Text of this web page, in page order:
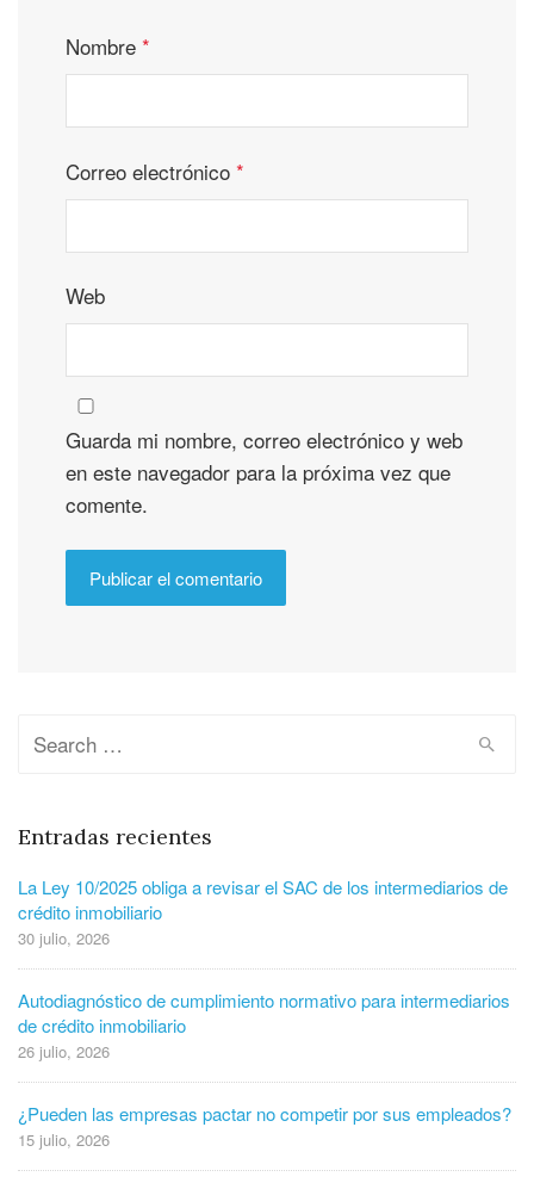
Nombre *
Correo electrónico *
Web
Guarda mi nombre, correo electrónico y web
en este navegador para la próxima vez que
comente.
Entradas recientes
La Ley 10/2025 obliga a revisar el SAC de los intermediarios de
crédito inmobiliario
30 julio, 2026
Autodiagnóstico de cumplimiento normativo para intermediarios
de crédito inmobiliario
26 julio, 2026
¿Pueden las empresas pactar no competir por sus empleados?
15 julio, 2026